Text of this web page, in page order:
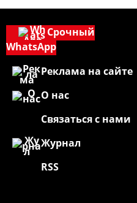
Срочный
WhatsApp
Реклама на сайте
О нас
Связаться с нами
Журнал
RSS